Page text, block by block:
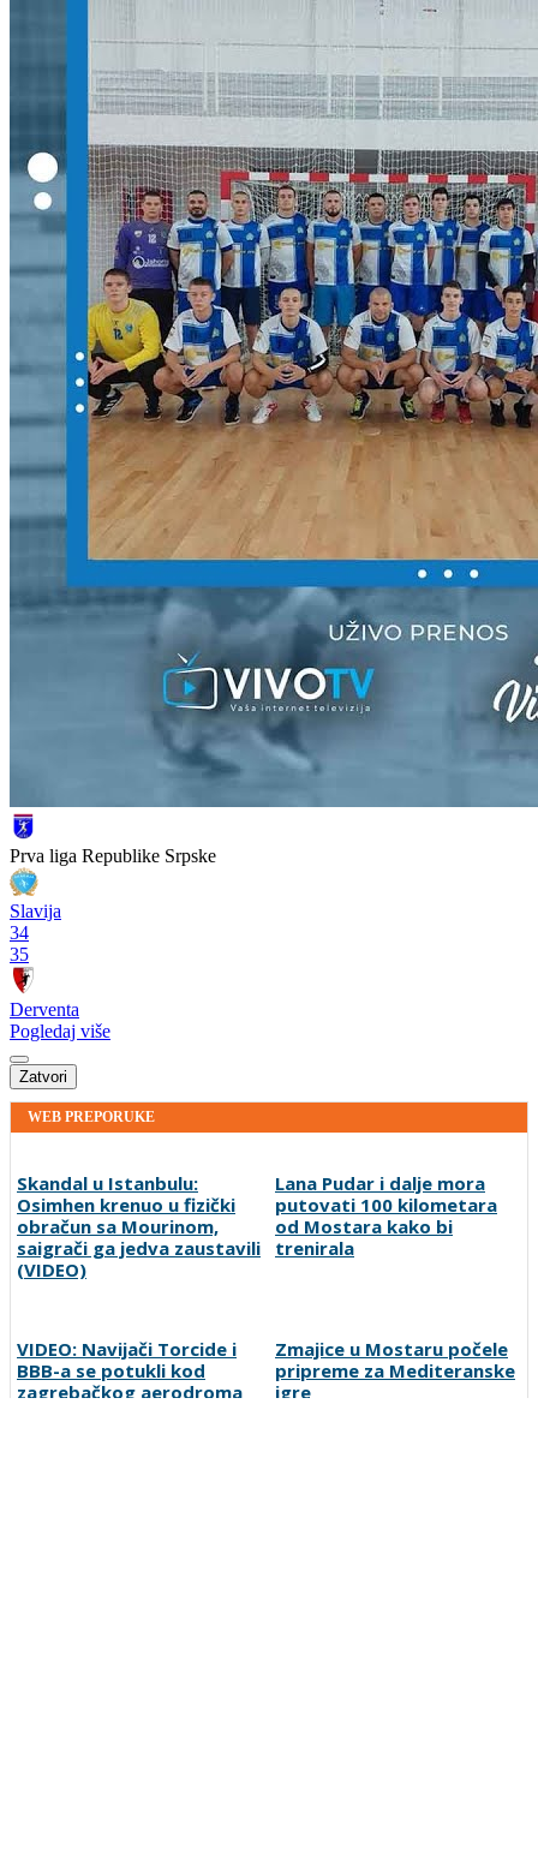
Prva liga Republike Srpske
Slavija
34
35
Derventa
Pogledaj više
Zatvori
WEB PREPORUKE
Skandal u Istanbulu:
Osimhen krenuo u fizički
obračun sa Mourinom,
saigrači ga jedva zaustavili
(VIDEO)
Lana Pudar i dalje mora
putovati 100 kilometara
od Mostara kako bi
trenirala
VIDEO: Navijači Torcide i
BBB-a se potukli kod
zagrebačkog aerodroma
Zmajice u Mostaru počele
pripreme za Mediteranske
igre